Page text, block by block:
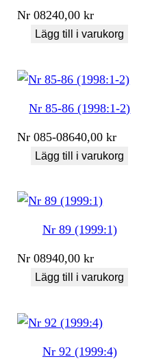
Nr 08240,00kr
Lägg till i varukorg
Nr 85-86 (1998:1-2)
Nr 085-08640,00kr
Lägg till i varukorg
Nr 89 (1999:1)
Nr 08940,00kr
Lägg till i varukorg
Nr 92 (1999:4)